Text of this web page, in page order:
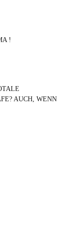
!
AUCH, WENN